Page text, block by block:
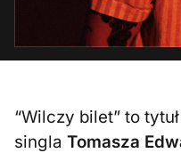
“Wilczy bilet” to
singlaTomasza